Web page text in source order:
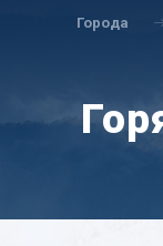
Города